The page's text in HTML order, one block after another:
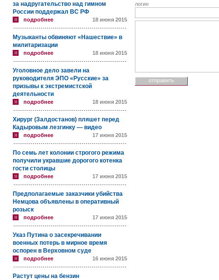
за надругательство над гимном
России поддержал ВС РФ
подробнее 18 июня 2015
Музыканты обвиняют «Нашествие» в
милитаризации
подробнее 18 июня 2015
Уголовное дело завели на
руководителя ЭПО «Русские» за
призывы к экстремистской
деятельности
подробнее 18 июня 2015
Хирург (Залдостанов) пляшет перед
Кадыровым лезгинку — видео
подробнее 17 июня 2015
По семь лет колонии строгого режима
получили укравшие дорогого котенка
гости столицы
подробнее 17 июня 2015
Предполагаемые заказчики убийства
Немцова объявлены в оперативный
розыск
подробнее 17 июня 2015
Указ Путина о засекречивании
военных потерь в мирное время
оспорен в Верховном суде
подробнее 16 июня 2015
Растут цены на бензин
логин